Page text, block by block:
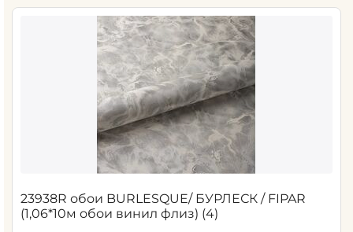
23938R обои BURLESQUE/ БУРЛЕСК / FIPAR
(1,06*10м обои винил флиз) (4)